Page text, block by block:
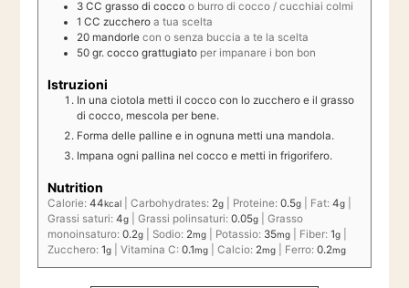
3 CC grasso di cocco o burro di cocco / cucchiai colmi
1 CC zucchero a tua scelta
20 mandorle con o senza buccia a te la scelta
50 gr. cocco grattugiato per impanare i bon bon
Istruzioni
In una ciotola metti il cocco con lo zucchero e il grasso
di cocco, mescola per bene.
Forma delle palline e in ognuna metti una mandola.
Impana ogni pallina nel cocco e metti in frigorifero.
Nutrition
Calorie: 44kcal| Carbohydrates: 2g| Proteine: 0.5g| Fat: 4g|
Grassi saturi: 4g| Grassi polinsaturi: 0.05g| Grasso
monoinsaturo: 0.2g| Sodio: 2mg| Potassio: 35mg| Fiber: 1g|
Zucchero: 1g| Vitamina C: 0.1mg| Calcio: 2mg| Ferro: 0.2mg